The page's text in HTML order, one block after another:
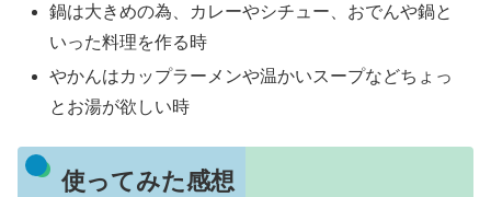
鍋は大きめの為、カレーやシチュー、おでんや鍋と
いった料理を作る時
やかんはカップラーメンや温かいスープなどちょっ
とお湯が欲しい時
使ってみた感想